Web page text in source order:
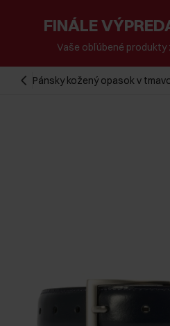
FINÁLE
Vaše obľúbené produkty
Pánsky kožený opasok v